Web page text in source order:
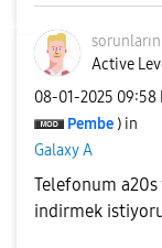
Active
‎08-01-2025 09:58
Pembe ) in
Galaxy A
Telefonum
indirmek